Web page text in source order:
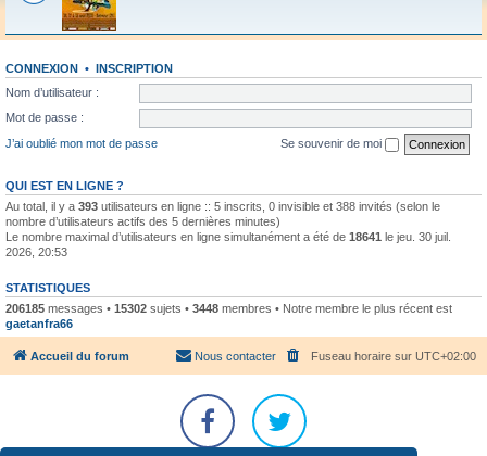
CONNEXION • INSCRIPTION
Nom d’utilisateur :
Mot de passe :
J’ai oublié mon mot de passe
Se souvenir de moi
QUI EST EN LIGNE ?
Au total, il y a 393 utilisateurs en ligne :: 5 inscrits, 0 invisible et 388 invités (selon le
nombre d’utilisateurs actifs des 5 dernières minutes)
Le nombre maximal d’utilisateurs en ligne simultanément a été de 18641 le jeu. 30 juil.
2026, 20:53
STATISTIQUES
206185 messages • 15302 sujets • 3448 membres • Notre membre le plus récent est
gaetanfra66
Accueil du forum Fuseau horaire sur UTC+02:00
Nous contacter